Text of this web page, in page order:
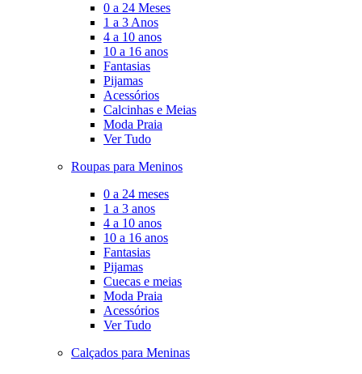
0 a 24 Meses
1 a 3 Anos
4 a 10 anos
10 a 16 anos
Fantasias
Pijamas
Acessórios
Calcinhas e Meias
Moda Praia
Ver Tudo
Roupas para Meninos
0 a 24 meses
1 a 3 anos
4 a 10 anos
10 a 16 anos
Fantasias
Pijamas
Cuecas e meias
Moda Praia
Acessórios
Ver Tudo
Calçados para Meninas